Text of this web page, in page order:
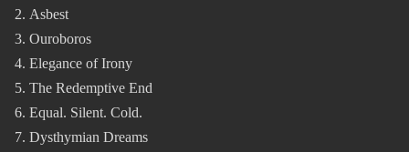
Asbest
Ouroboros
Elegance of Irony
The Redemptive End
Equal. Silent. Cold.
Dysthymian Dreams